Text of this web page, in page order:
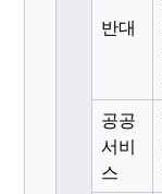
반대
공공
서비
스